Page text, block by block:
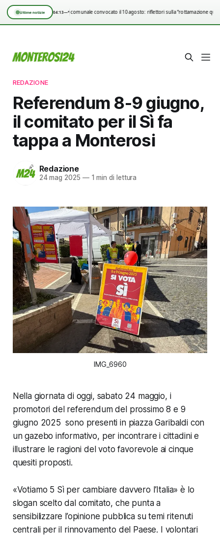
Ultime notizie 04:13—°
Consiglio comunale convocato il 10 agosto: riflettori sulla “rottamazione
REDAZIONE
Referendum 8-9 giugno,
il comitato per il Sì fa
tappa a Monterosi
Redazione
24 mag 2025 —1 min di lettura
IMG_6960
Nella giornata di oggi, sabato 24 maggio, i
promotori del referendum del prossimo 8 e 9
giugno 2025 sono presenti in piazza Garibaldi con
un gazebo informativo, per incontrare i cittadini e
illustrare le ragioni del voto favorevole ai cinque
quesiti proposti.
«Votiamo 5 Sì per cambiare davvero l’Italia» è lo
slogan scelto dal comitato, che punta a
sensibilizzare l’opinione pubblica su temi ritenuti
centrali per il rinnovamento del Paese. I volontari